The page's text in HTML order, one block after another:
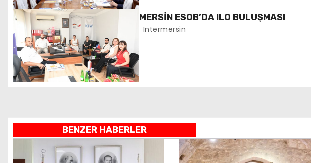
z
n
m
i
MERSİN ESOB’DA ILO BULUŞMASI
Intermersin
BENZER HABERLER